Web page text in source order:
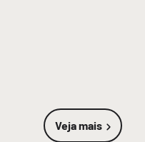
Veja mais
sobre